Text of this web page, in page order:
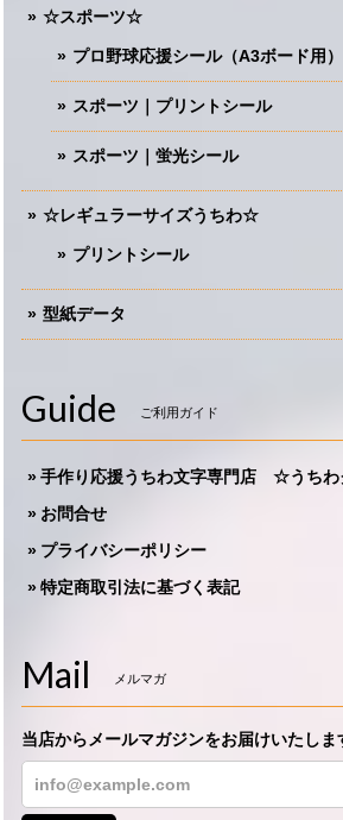
☆スポーツ☆
プロ野球応援シール（A3ボード用）
スポーツ｜プリントシール
スポーツ｜蛍光シール
☆レギュラーサイズうちわ☆
プリントシール
型紙データ
Guide ご利用ガイド
手作り応援うちわ文字専門店 ☆うち
お問合せ
プライバシーポリシー
特定商取引法に基づく表記
Mail メルマガ
当店からメールマガジンをお届けいたしま